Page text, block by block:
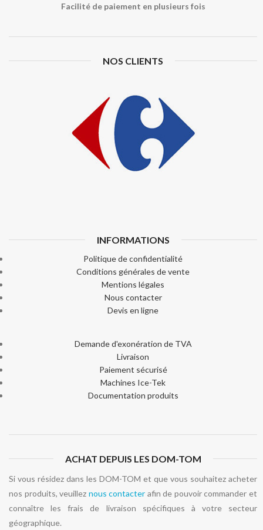
Facilité de paiement en plusieurs fois
NOS CLIENTS
INFORMATIONS
Politique de confidentialité
Conditions générales de vente
Mentions légales
Nous contacter
Devis en ligne
Demande d'exonération de TVA
Livraison
Paiement sécurisé
Machines Ice-Tek
Documentation produits
ACHAT DEPUIS LES DOM-TOM
Si vous résidez dans les DOM-TOM et que vous souhaitez acheter
nos produits, veuillez nous contacter afin de pouvoir commander et
connaître les frais de livraison spécifiques à votre secteur
géographique.